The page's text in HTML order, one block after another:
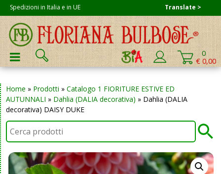
Skip
to
content
Spedizioni in Italia e in UE
Cerca:
0
€ 0,00
PRIMARY MENU
Home » Prodotti » Catalogo 1 FIORITURE ESTIVE ED
AUTUNNALI » Dahlia (DALIA decorativa) » Dahlia (DALIA
decorativa) DAISY DUKE
Translate >